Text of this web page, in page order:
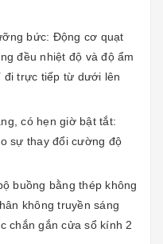
bức: Động cơ quạt
đều nhiệt độ và độ ẩm
đi trực tiếp từ dưới lên
có hẹn giờ bật tắt:
sự thay đổi cường độ
buồng bằng thép không
không truyền sáng
chắn gắn cửa sổ kính 2